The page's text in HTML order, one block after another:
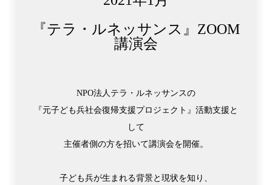
『テラ・ルネッサンス』ZOOM
講演会
NPO法人テラ・ルネッサンスの
『元子ども兵社会復帰支援プロジェクト』活動支援と
して
主催者側の方を招いて講演会を開催。
子ども兵が生まれる背景と現状を知り、